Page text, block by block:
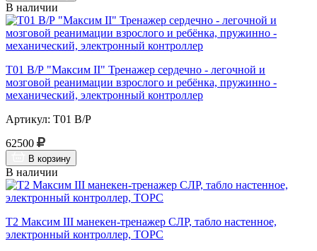
В наличии
Т01 В/Р "Максим II" Тренажер сердечно - легочной и
мозговой реанимации взрослого и ребёнка, пружинно -
механический, электронный контроллер
Артикул: Т01 В/Р
62500
В корзину
В наличии
Т2 Максим III манекен-тренажер СЛР, табло настенное,
электронный контроллер, ТОРС